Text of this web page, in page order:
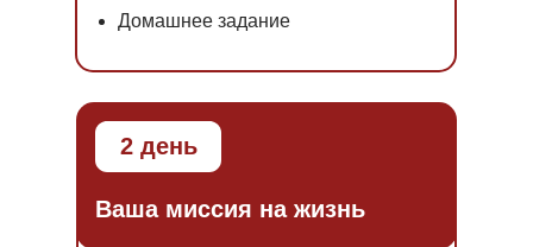
Домашнее задание
2 день
Ваша миссия на жизнь